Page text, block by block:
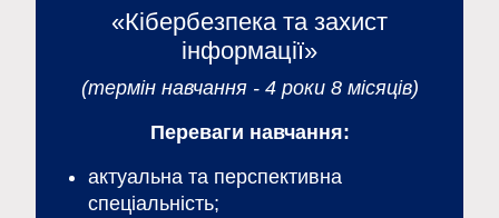
«Кібербезпека та захист
інформації»
(термін навчання - 4 роки 8 місяців)
Переваги навчання:
актуальна та перспективна
спеціальність;